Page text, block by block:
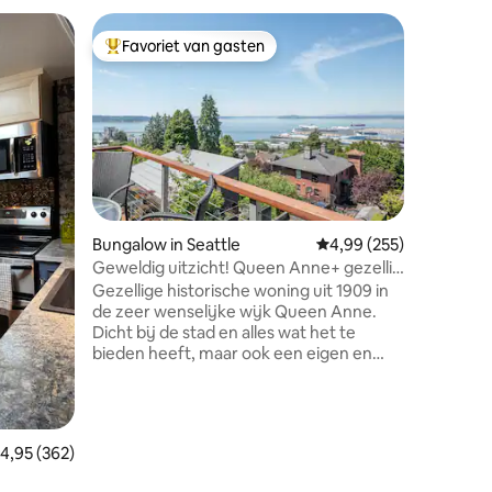
beoordeling van 4,95 uit 5, 362 recensies
4,95 (362)
Topfavoriet van gasten
Favoriet van gasten
Bungalow in Seattle Gemiddelde
4,99 (255)
Geweldig uitzicht! Queen Anne+ gezellig
stadshuisje+loopafstand
Gezellige historische woning uit 1909 in
de zeer wenselijke wijk Queen Anne.
Dicht bij de stad en alles wat het te
bieden heeft, maar ook een eigen en